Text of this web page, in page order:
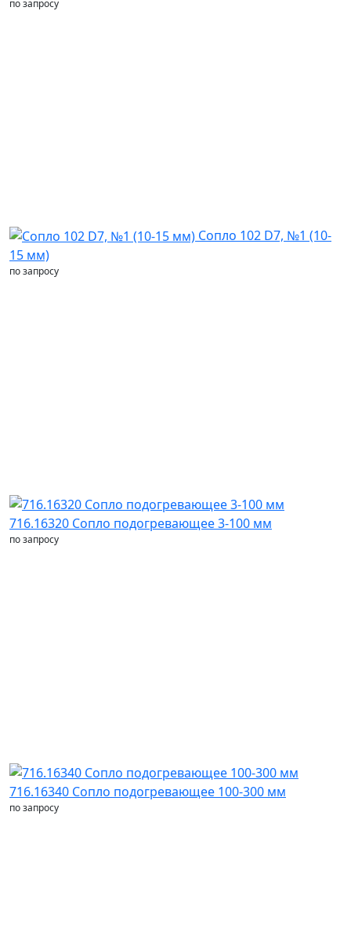
по запросу
Сопло 102 D7, №1 (10-
15 мм)
по запросу
716.16320 Сопло подогревающее 3-100 мм
по запросу
716.16340 Сопло подогревающее 100-300 мм
по запросу